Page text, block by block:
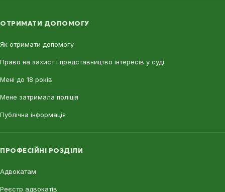
ОТРИМАТИ ДОПОМОГУ
Як отримати допомогу
Право на захист і представництво інтересів у суді
Мені до 18 років
Мене затримала поліція
Публічна інформація
ПРОФЕСІЙНІ РОЗДІЛИ
Адвокатам
Реєстр адвокатів